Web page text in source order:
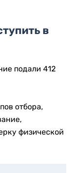
в
подали 412
отбора,
физической